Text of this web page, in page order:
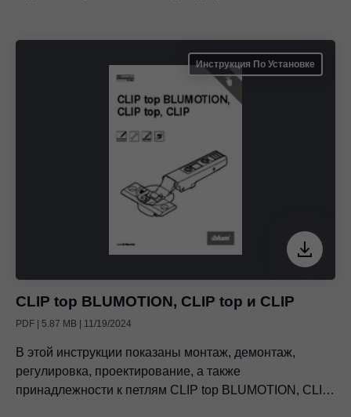
Инструкция По Установке
CLIP top BLUMOTION, CLIP top и CLIP
PDF | 5.87 MB | 11/19/2024
В этой инструкции показаны монтаж, демонтаж,
регулировка, проектирование, а также
принадлежности к петлям CLIP top BLUMOTION, CLIP